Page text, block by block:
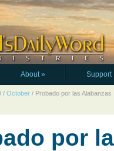
About» Support
/ October / Probado por las Alabanzas
por